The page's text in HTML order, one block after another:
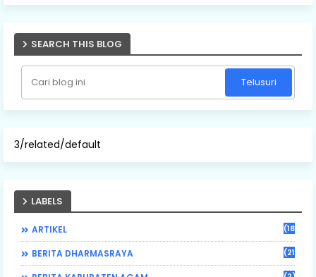
SEARCH THIS BLOG
3/related/default
LABELS
ARTIKEL (184)
BERITA DHARMASRAYA (21)